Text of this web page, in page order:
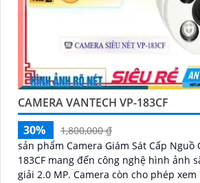
CAMERA VANTECH VP-183CF
30%
1,800,000 ₫
sản phẩm Camera Giám Sát Cấp Nguồ
183CF mang đến công nghệ hình ảnh
giải 2.0 MP. Camera còn cho phép xem hình ảnh ban đêm